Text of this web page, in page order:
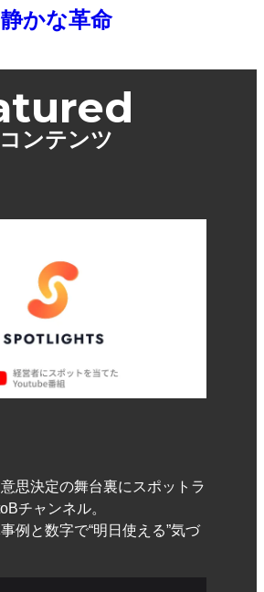
かな革命
ンテンツ
思決定の舞台裏にスポットラ
チャンネル。
例と数字で“明日使える”気づ